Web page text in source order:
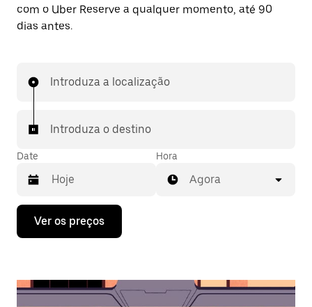
com o Uber Reserve a qualquer momento, até 90
dias antes.
Introduza a localização
Introduza o destino
Date
Prima
tecla
interagir
Hora
Agora
Ver os preços